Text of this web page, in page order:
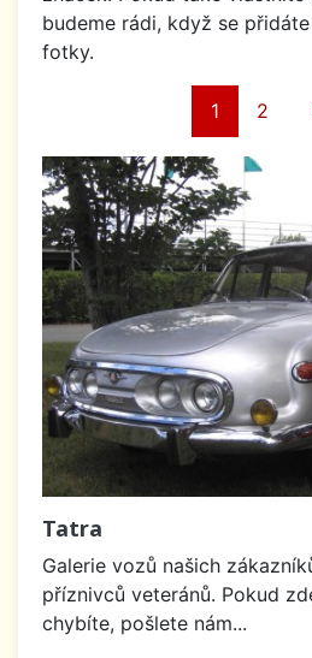
budeme rádi, když se
fotky.
1 2
Tatra
Galerie vozů našich
příznivců veteránů. Pokud
chybíte, pošlete nám...